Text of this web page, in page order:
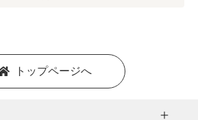
トップページへ